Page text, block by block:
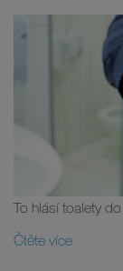
To hlásí toalety
Čtěte více